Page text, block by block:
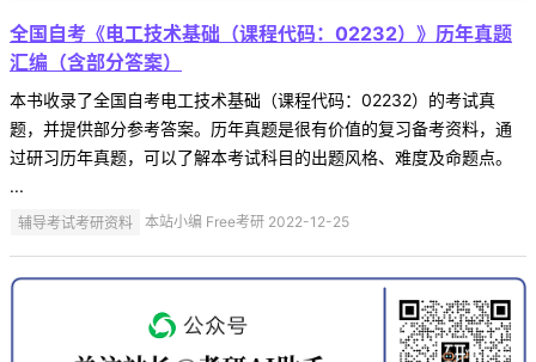
全国自考《电工技术基础（课程代码：02232）》历年真题
汇编（含部分答案）
本书收录了全国自考电工技术基础（课程代码：02232）的考试真
题，并提供部分参考答案。历年真题是很有价值的复习备考资料，通
过研习历年真题，可以了解本考试科目的出题风格、难度及命题点。
...
辅导考试考研资料 本站小编 Free考研 2022-12-25